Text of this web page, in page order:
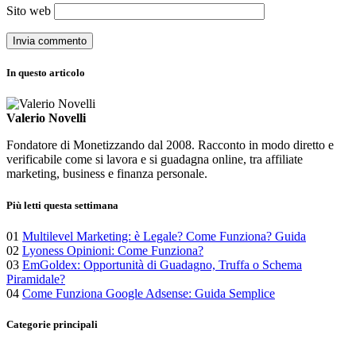
Sito web
In questo articolo
Valerio Novelli
Fondatore di Monetizzando dal 2008. Racconto in modo diretto e
verificabile come si lavora e si guadagna online, tra affiliate
marketing, business e finanza personale.
Più letti questa settimana
01 Multilevel Marketing: è Legale? Come Funziona? Guida
02 Lyoness Opinioni: Come Funziona?
03 EmGoldex: Opportunità di Guadagno, Truffa o Schema
Piramidale?
04 Come Funziona Google Adsense: Guida Semplice
Categorie principali